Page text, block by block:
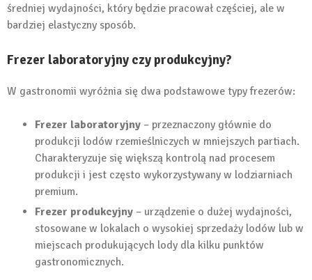
średniej wydajności, który będzie pracował częściej, ale w
bardziej elastyczny sposób.
Frezer laboratoryjny czy produkcyjny?
W gastronomii wyróżnia się dwa podstawowe typy frezerów:
Frezer laboratoryjny – przeznaczony głównie do
produkcji lodów rzemieślniczych w mniejszych partiach.
Charakteryzuje się większą kontrolą nad procesem
produkcji i jest często wykorzystywany w lodziarniach
premium.
Frezer produkcyjny – urządzenie o dużej wydajności,
stosowane w lokalach o wysokiej sprzedaży lodów lub w
miejscach produkujących lody dla kilku punktów
gastronomicznych.